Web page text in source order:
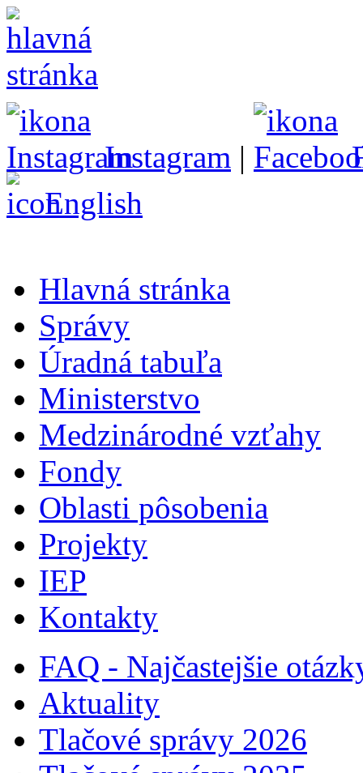
Instagram |
English
Hlavná stránka
Správy
Úradná tabuľa
Ministerstvo
Medzinárodné vzťahy
Fondy
Oblasti pôsobenia
Projekty
IEP
Kontakty
FAQ - Najčastejšie
Aktuality
Tlačové správy 2026